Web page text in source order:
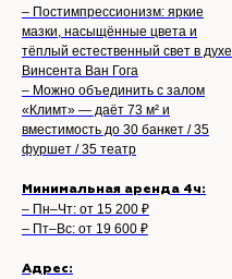
– Постимпрессионизм: яркие
мазки, насыщённые цвета и
тёплый естественный свет в духе
Винсента Ван Гога
– Можно объединить с залом
«Климт» — даёт 73 м² и
вместимость до 30 банкет / 35
фуршет / 35 театр
Минимальная аренда 4ч:
– Пн–Чт: от 15 200 ₽
– Пт–Вс: от 19 600 ₽
Адрес: